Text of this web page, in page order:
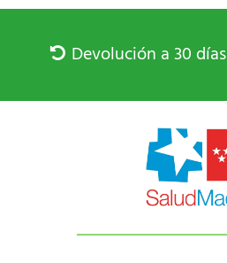
Devolución a 30 días